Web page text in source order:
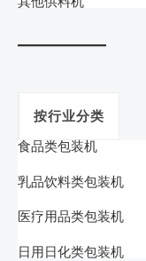
按行业分类
食品类包装机
乳品饮料类包装机
医疗用品类包装机
日用日化类包装机